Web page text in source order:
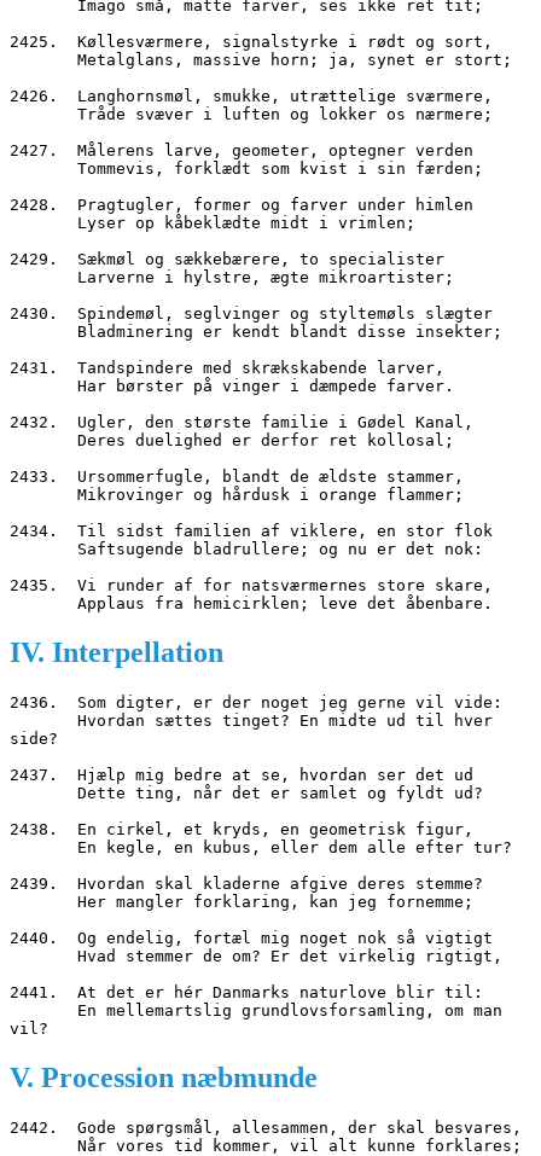
       Imago små, matte farver, ses ikke ret tit;
2425.  Køllesværmere, signalstyrke i rødt og sort,
       Metalglans, massive horn; ja, synet er stort;
2426.  Langhornsmøl, smukke, utrættelige sværmere,
       Tråde svæver i luften og lokker os nærmere;
2427.  Målerens larve, geometer, optegner verden
       Tommevis, forklædt som kvist i sin færden;
2428.  Pragtugler, former og farver under himlen
       Lyser op kåbeklædte midt i vrimlen;
2429.  Sækmøl og sækkebærere, to specialister
       Larverne i hylstre, ægte mikroartister;
2430.  Spindemøl, seglvinger og styltemøls slægter
       Bladminering er kendt blandt disse insekter;
2431.  Tandspindere med skrækskabende larver,
       Har børster på vinger i dæmpede farver.
2432.  Ugler, den største familie i Gødel Kanal,
       Deres duelighed er derfor ret kollosal;
2433.  Ursommerfugle, blandt de ældste stammer,
       Mikrovinger og hårdusk i orange flammer;
2434.  Til sidst familien af viklere, en stor flok
       Saftsugende bladrullere; og nu er det nok:
2435.  Vi runder af for natsværmernes store skare,
       Applaus fra hemicirklen; leve det åbenbare.
IV. Interpellation
2436.  Som digter, er der noget jeg gerne vil vide:
side?
2437.  Hjælp mig bedre at se, hvordan ser det ud
       Dette ting, når det er samlet og fyldt ud?
2438.  En cirkel, et kryds, en geometrisk figur,
       En kegle, en kubus, eller dem alle efter tur?
2439.  Hvordan skal kladerne afgive deres stemme?
       Her mangler forklaring, kan jeg fornemme;
2440.  Og endelig, fortæl mig noget nok så vigtigt
       Hvad stemmer de om? Er det virkelig rigtigt,
2441.  At det er hér Danmarks naturlove blir til:
vil?
V. Procession næbmunde
2442.  Gode spørgsmål, allesammen, der skal besvares,
       Når vores tid kommer, vil alt kunne forklares;